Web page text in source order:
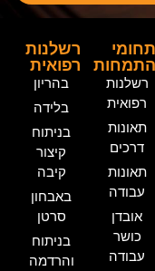
תחומי
התמחות
רשלנות
רפואית
תאונות
דרכים
תאונות
עבודה
אובדן
כושר
עבודה
רשלנות
רפואית
בהריון
בלידה
בניתוח
קיצור
קיבה
באבחון
סרטן
בניתוח
והרדמה